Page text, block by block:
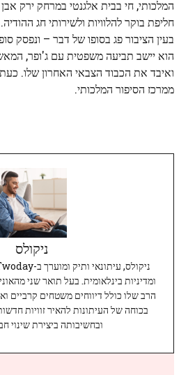
המלכותי, חי בבית אלגנטי במרחק ירק אבן
חליפת בוקר להלוויות ולשירותי חג
הוא יישב תביעה משפטית עם ג'ופר,
ואיבד את הכבוד הצבאי האחרון שלו.
ממרכז הסיפור המלכותי.
ניקולס
ומדיניות בינלאומית. בעל תואר שני
הרב שלו כולל דיווחים משטחים קרביים
בכוחה של העיתונות להאיר זוויות
ובחשיבותה ביצירת שינוי